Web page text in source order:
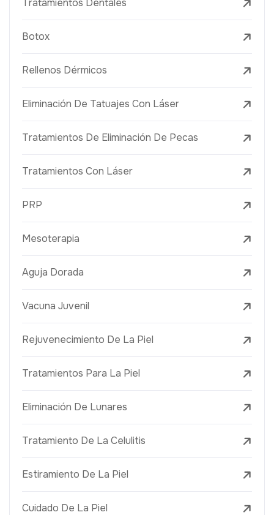
Botox
Rellenos Dérmicos
Eliminación De Tatuajes Con Láser
Tratamientos De Eliminación De Pecas
Tratamientos Con Láser
PRP
Mesoterapia
Aguja Dorada
Vacuna Juvenil
Rejuvenecimiento De La Piel
Tratamientos Para La Piel
Eliminación De Lunares
Tratamiento De La Celulitis
Estiramiento De La Piel
Cuidado De La Piel